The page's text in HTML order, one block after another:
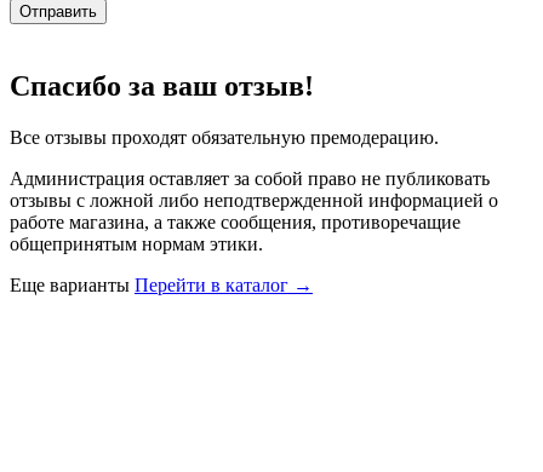
Отправить
Спасибо за ваш отзыв!
Все отзывы проходят обязательную премодерацию.
Администрация оставляет за собой право не публиковать
отзывы с ложной либо неподтвержденной информацией о
работе магазина, а также сообщения, противоречащие
общепринятым нормам этики.
Еще варианты Перейти в каталог →